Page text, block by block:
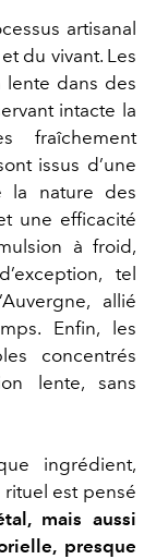
artisanal
du vivant. Les
lente dans des
intacte la
fraîchement
issus d’une
la nature des
une efficacité
à froid,
tel
allié
Enfin, les
concentrés
lente, sans
ingrédient,
est pensé
mais aussi
presque